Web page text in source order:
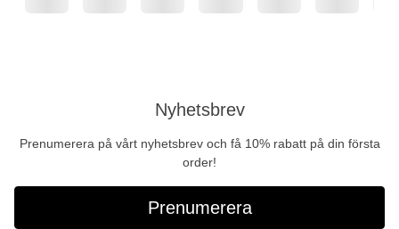
Nyhetsbrev
Prenumerera på vårt nyhetsbrev och få 10% rabatt på din första
order!
Prenumerera